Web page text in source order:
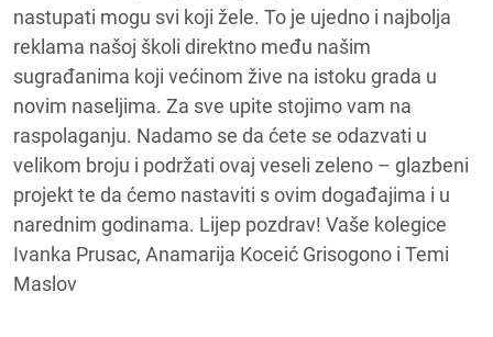
nastupati mogu svi koji žele. To je ujedno i najbolja
reklama našoj školi direktno među našim
sugrađanima koji većinom žive na istoku grada u
novim naseljima. Za sve upite stojimo vam na
raspolaganju. Nadamo se da ćete se odazvati u
velikom broju i podržati ovaj veseli zeleno – glazbeni
projekt te da ćemo nastaviti s ovim događajima i u
narednim godinama. Lijep pozdrav! Vaše kolegice
Ivanka Prusac, Anamarija Koceić Grisogono i Temi
Maslov